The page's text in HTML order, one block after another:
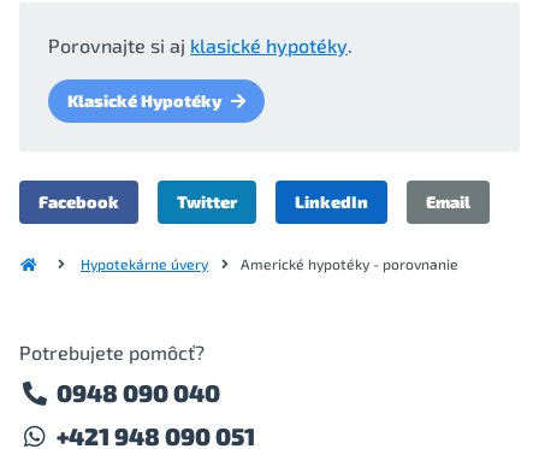
Porovnajte si aj klasické hypotéky.
Klasické Hypotéky
Facebook Twitter LinkedIn Email
Hypotekárne úvery Americké hypotéky - porovnanie
Potrebujete pomôcť?
0948 090 040
+421 948 090 051